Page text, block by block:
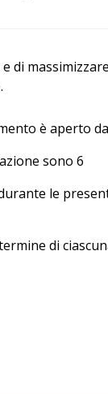
di
è aperto
sono 6
le
di